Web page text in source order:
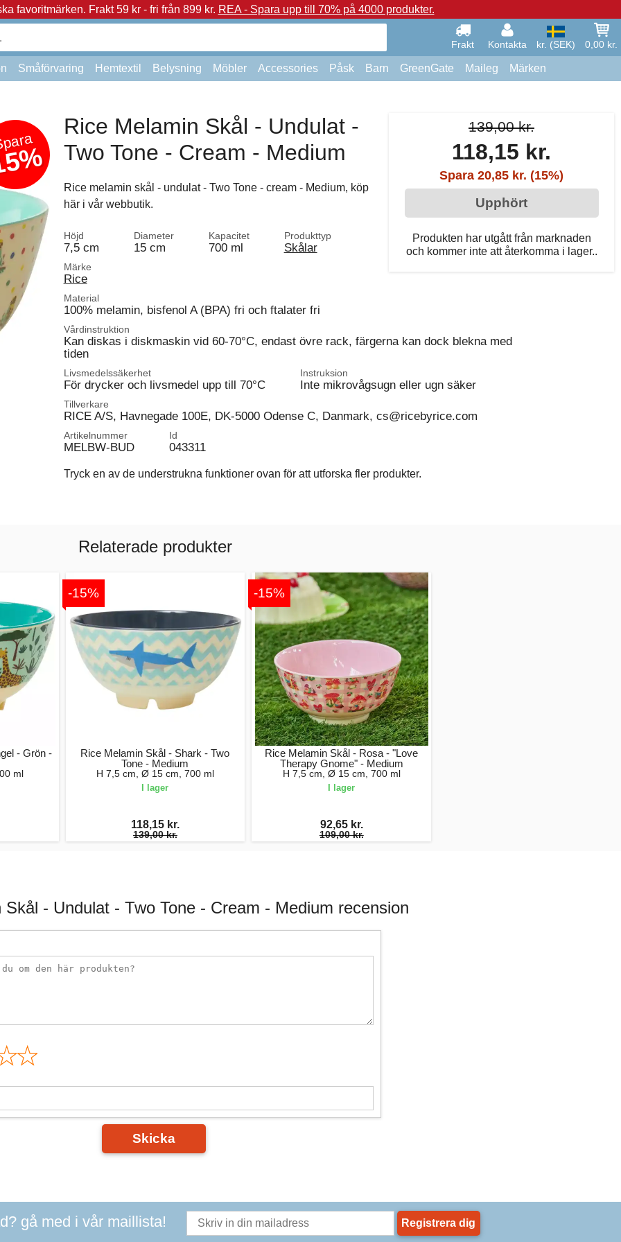
favoritmärken. Frakt 59 kr - fri från 899 kr. REA - Spara upp till 70% på 4000 produkter.
Frakt Kontakta kr. (SEK) 0,00 kr.
Småförvaring Hemtextil Belysning Möbler Accessories Påsk Barn GreenGate Maileg Märken
139,00 kr.
118,15 kr.
Spara 20,85 kr. (15%)
Upphört
Produkten har utgått från marknaden
och kommer inte att återkomma i lager..
Rice Melamin Skål - Undulat -
Two Tone - Cream - Medium
Rice melamin skål - undulat - Two Tone - cream - Medium, köp
här i vår webbutik.
Höjd
7,5 cm
Diameter
15 cm
Kapacitet
700 ml
Produkttyp
Skålar
Märke
Rice
Material
100% melamin, bisfenol A (BPA) fri och ftalater fri
Vårdinstruktion
Kan diskas i diskmaskin vid 60-70°C, endast övre rack, färgerna kan dock blekna med
tiden
Livsmedelssäkerhet
För drycker och livsmedel upp till 70°C
Instruksion
Inte mikrovågsugn eller ugn säker
Tillverkare
RICE A/S, Havnegade 100E, DK-5000 Odense C, Danmark, cs@ricebyrice.com
Artikelnummer
MELBW-BUD
Id
043311
Tryck en av de understrukna funktioner ovan för att utforska fler produkter.
Relaterade produkter
- Grön -
ml
-15%
Rice Melamin Skål - Shark - Two
Tone - Medium
H 7,5 cm, Ø 15 cm, 700 ml
I lager
118,15 kr.
139,00 kr.
-15%
Rice Melamin Skål - Rosa - "Love
Therapy Gnome" - Medium
H 7,5 cm, Ø 15 cm, 700 ml
I lager
92,65 kr.
109,00 kr.
Skål - Undulat - Two Tone - Cream - Medium recension
Skicka
gå med i vår maillista! Registrera dig